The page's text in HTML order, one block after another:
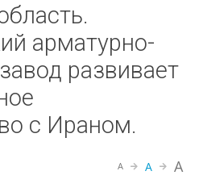
арматурно-
развивает
с Ираном.
A A A